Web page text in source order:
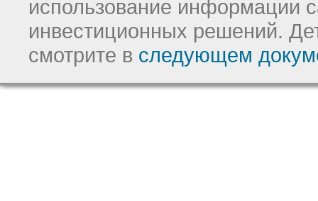
использование информации
инвестиционных решений.
смотрите в следующем